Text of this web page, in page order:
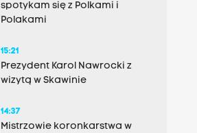
spotykam się z Polkami i
Polakami
15:21
Prezydent Karol Nawrocki z
wizytą w Skawinie
14:37
Mistrzowie koronkarstwa w